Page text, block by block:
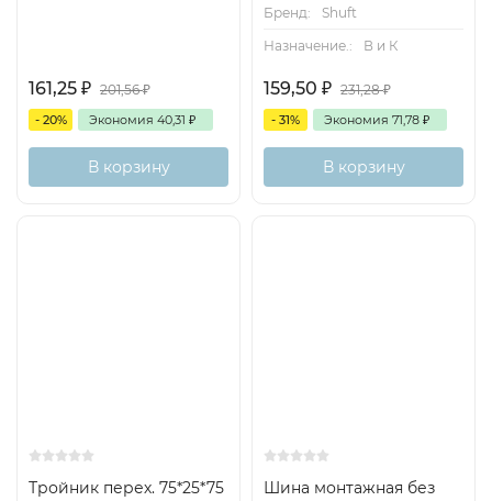
161,25 ₽ 201,56₽
- 20% Экономия 40,31 ₽
В корзину
Бренд:
Shuft
Назначение.:
В и К
159,50 ₽ 231,28₽
- 31% Экономия 71,78 ₽
В корзину
Тройник перех. 75*25*75
Шина монтажная без